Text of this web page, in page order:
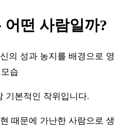
어떤 사람일까?
기본적인 작위입니다.
때문에 가난한 사람으로 생